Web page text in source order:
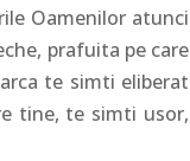
Oamenilor atunci
prafuita pe care
te simti eliberat
tine, te simti usor,